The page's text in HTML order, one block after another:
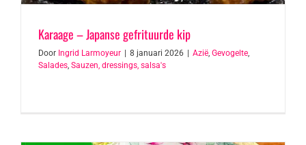
Karaage – Japanse gefrituurde kip
Door Ingrid Larmoyeur 8 januari 2026 Azië, Gevogelte,
Salades, Sauzen, dressings, salsa's